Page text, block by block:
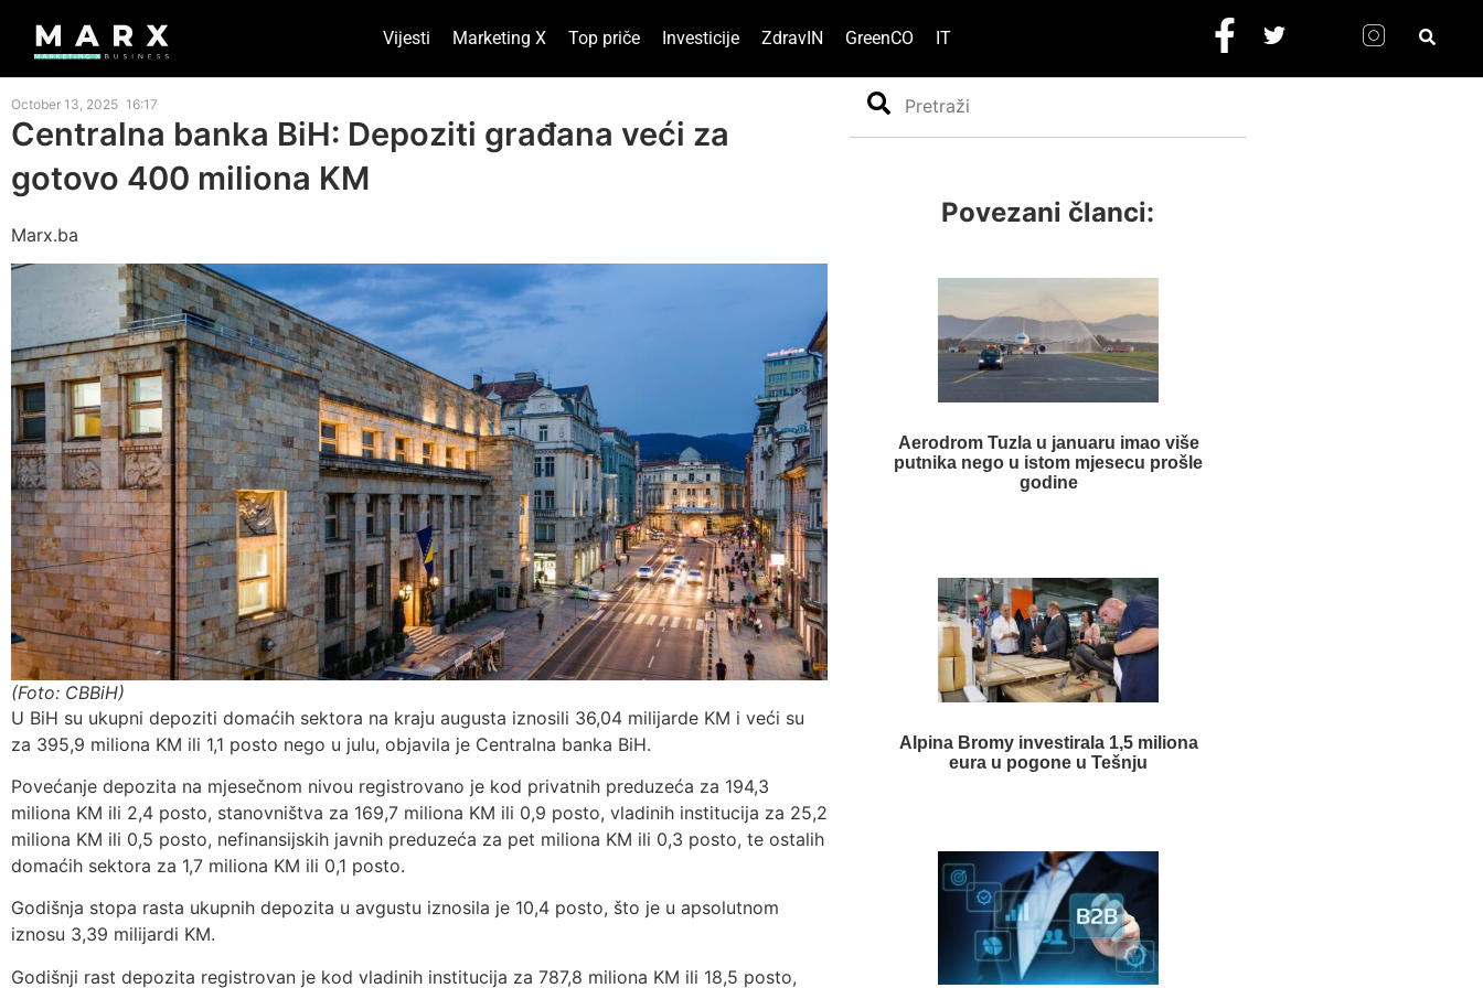
Vijesti Marketing X Top priče Investicije ZdravIN GreenCO IT
October 13, 2025 16:17
Centralna banka BiH: Depoziti građana veći za
gotovo 400 miliona KM
Marx.ba
(Foto: CBBiH)
U BiH su ukupni depoziti domaćih sektora na kraju augusta iznosili 36,04 milijarde KM i veći su
za 395,9 miliona KM ili 1,1 posto nego u julu, objavila je Centralna banka BiH.
Povećanje depozita na mjesečnom nivou registrovano je kod privatnih preduzeća za 194,3
miliona KM ili 2,4 posto, stanovništva za 169,7 miliona KM ili 0,9 posto, vladinih institucija za 25,2
miliona KM ili 0,5 posto, nefinansijskih javnih preduzeća za pet miliona KM ili 0,3 posto, te ostalih
domaćih sektora za 1,7 miliona KM ili 0,1 posto.
Godišnja stopa rasta ukupnih depozita u avgustu iznosila je 10,4 posto, što je u apsolutnom
iznosu 3,39 milijardi KM.
Godišnji rast depozita registrovan je kod vladinih institucija za 787,8 miliona KM ili 18,5 posto,
Search
Povezani članci:
Aerodrom Tuzla u januaru imao više
putnika nego u istom mjesecu prošle
godine
Alpina Bromy investirala 1,5 miliona
eura u pogone u Tešnju